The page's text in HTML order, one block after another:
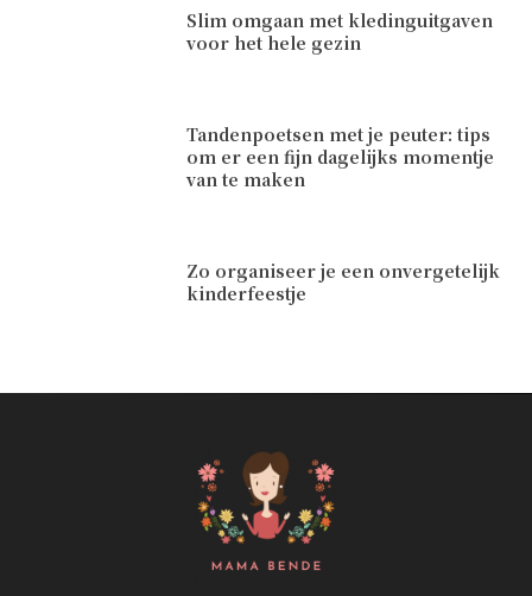
Slim omgaan met kledinguitgaven
voor het hele gezin
Tandenpoetsen met je peuter: tips
om er een fijn dagelijks momentje
van te maken
Zo organiseer je een onvergetelijk
kinderfeestje